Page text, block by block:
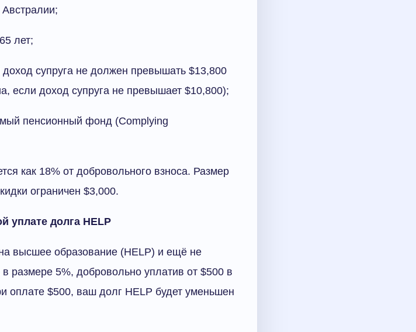
лет;
супруга не должен превышать $13,800
если доход супруга не превышает $10,800);
пенсионный фонд (Complying
как 18% от добровольного взноса. Размер
ограничен $3,000.
уплате долга HELP
высшее образование (HELP) и ещё не
размере 5%, добровольно уплатив от $500 в
оплате $500, ваш долг HELP будет уменьшен